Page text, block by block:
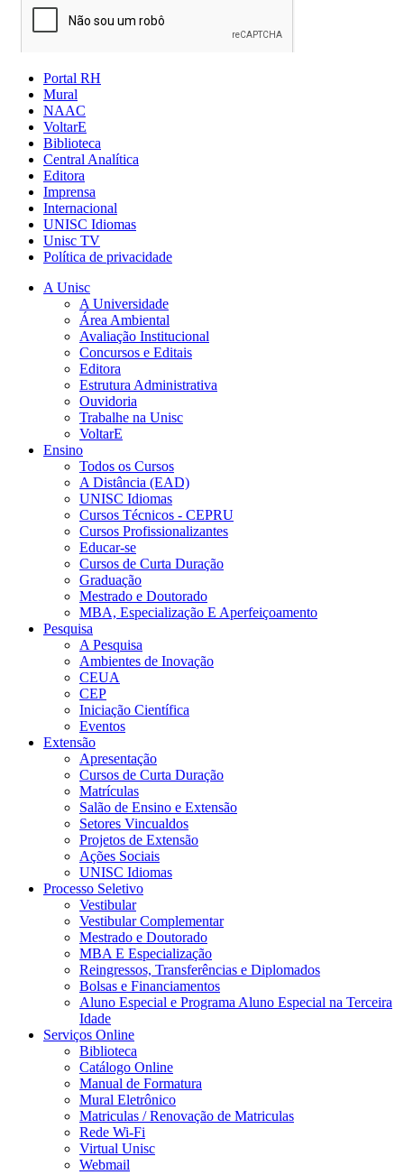
Portal RH
Mural
NAAC
VoltarE
Biblioteca
Central Analítica
Editora
Imprensa
Internacional
UNISC Idiomas
Unisc TV
Política de privacidade
A Unisc
A Universidade
Área Ambiental
Avaliação Institucional
Concursos e Editais
Editora
Estrutura Administrativa
Ouvidoria
Trabalhe na Unisc
VoltarE
Ensino
Todos os Cursos
A Distância (EAD)
UNISC Idiomas
Cursos Técnicos - CEPRU
Cursos Profissionalizantes
Educar-se
Cursos de Curta Duração
Graduação
Mestrado e Doutorado
MBA, Especialização E Aperfeiçoamento
Pesquisa
A Pesquisa
Ambientes de Inovação
CEUA
CEP
Iniciação Científica
Eventos
Extensão
Apresentação
Cursos de Curta Duração
Matrículas
Salão de Ensino e Extensão
Setores Vincualdos
Projetos de Extensão
Ações Sociais
UNISC Idiomas
Processo Seletivo
Vestibular
Vestibular Complementar
Mestrado e Doutorado
MBA E Especialização
Reingressos, Transferências e Diplomados
Bolsas e Financiamentos
Aluno Especial e Programa Aluno Especial na Terceira
Idade
Serviços Online
Biblioteca
Catálogo Online
Manual de Formatura
Mural Eletrônico
Matriculas / Renovação de Matriculas
Rede Wi-Fi
Virtual Unisc
Webmail